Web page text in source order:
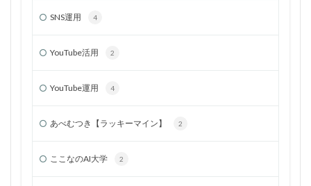
SNS運用 4
YouTube活用 2
YouTube運用 4
あべむつき【ラッキーマイン】 2
ここなのAI大学 2